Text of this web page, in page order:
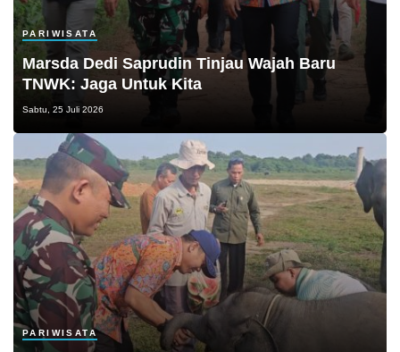
PARIWISATA
Marsda Dedi Saprudin Tinjau Wajah Baru
TNWK: Jaga Untuk Kita
Sabtu, 25 Juli 2026
PARIWISATA